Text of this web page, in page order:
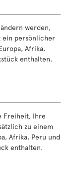
werden,
ein persönlicher
Afrika,
enthalten.
Freiheit, Ihre
zu einem
Afrika, Peru und
enthalten.